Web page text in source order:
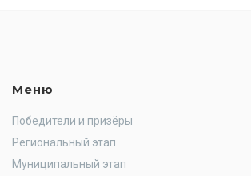
Меню
Победители и призёры
Региональный этап
Муниципальный этап